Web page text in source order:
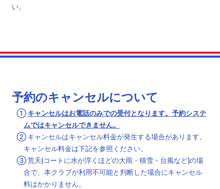
い。
予約のキャンセルについて
①キャンセルはお電話のみでの受付となります。予約システ
ムではキャンセルできません。
② キャンセルはキャンセル料金が発生する場合があります。
キャンセル料金は下記を参照ください。
③ 荒天(コートに水が浮くほどの大雨・積雪・台風など)の場
合で、本クラブが利用不可能と判断した場合にキャンセル
料はかかりません。